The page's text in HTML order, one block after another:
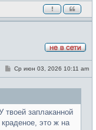
в
с
С
б
е
н
е
Ср июн 03, 2026 10:11 am
твоей заплаканной
это ж на